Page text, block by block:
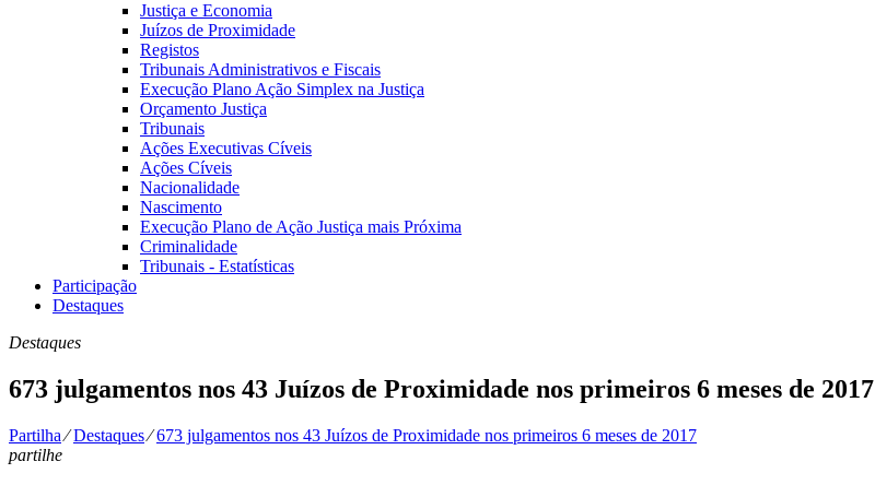
Justiça e Economia
Juízos de Proximidade
Registos
Tribunais Administrativos e Fiscais
Execução Plano Ação Simplex na Justiça
Orçamento Justiça
Tribunais
Ações Executivas Cíveis
Ações Cíveis
Nacionalidade
Nascimento
Execução Plano de Ação Justiça mais Próxima
Criminalidade
Tribunais - Estatísticas
Participação
Destaques
Destaques
673 julgamentos nos 43 Juízos de Proximidade nos primeiros 6 meses de 2017
Partilha⁄Destaques⁄673 julgamentos nos 43 Juízos de Proximidade nos primeiros 6 meses de 2017
partilhe